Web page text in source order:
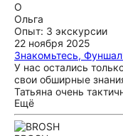
О
Ольга
Опыт: 3 экскурсии
22 ноября 2025
Знакомьтесь,
У нас остались
свои обширные
Татьяна очень
академическую
вопросы, которые
например, чем
Ещё